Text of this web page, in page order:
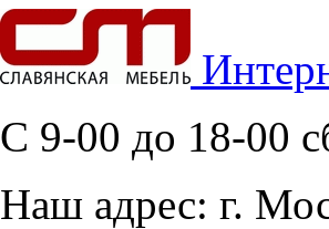
C 9-00 до 18-00
Наш адрес: г.